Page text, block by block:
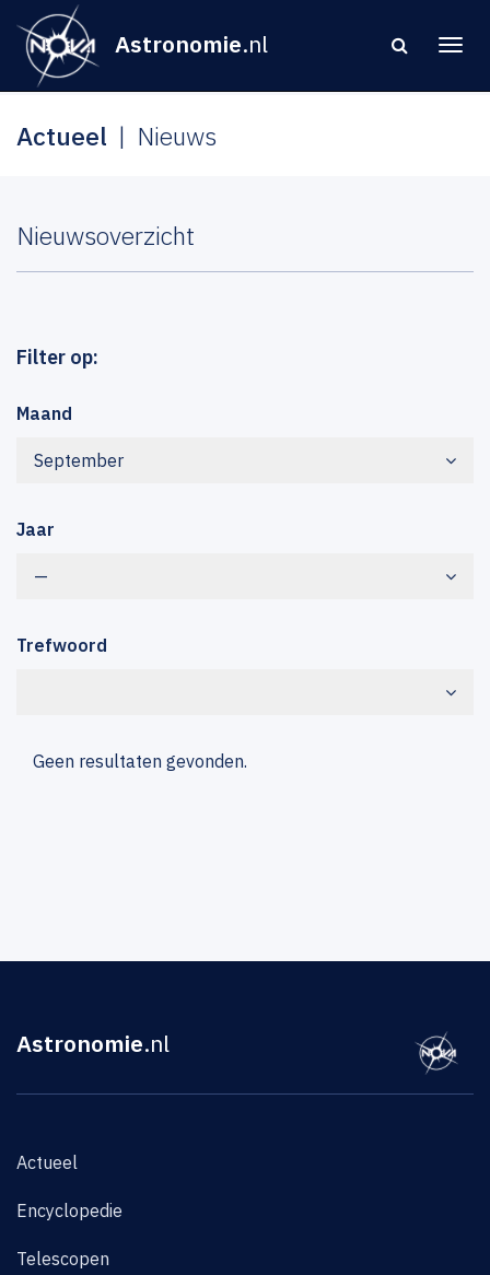
Astronomie.nl
Actueel Nieuws
Nieuwsoverzicht
Filter op:
Maand
September
Jaar
—
Trefwoord
Geen resultaten gevonden.
Astronomie.nl
Actueel
Encyclopedie
Telescopen